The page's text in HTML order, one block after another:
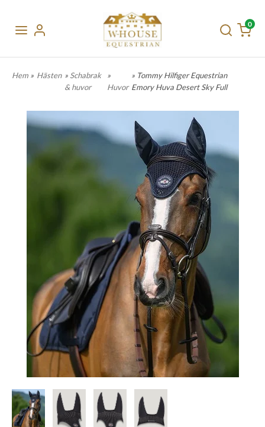
0
Hem » Hästen » Schabrak
& huvor
»
Huvor
» Tommy Hilfiger Equestrian
Emory Huva Desert Sky Full